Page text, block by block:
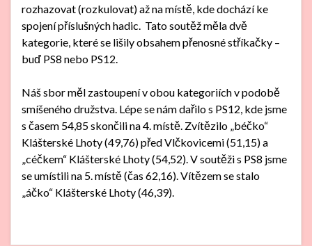
rozhazovat (rozkulovat) až na místě, kde dochází ke
spojení příslušných hadic. Tato soutěž měla dvě
kategorie, které se lišily obsahem přenosné stříkačky –
buď PS8 nebo PS12.
Náš sbor měl zastoupení v obou kategoriích v podobě
smíšeného družstva. Lépe se nám dařilo s PS12, kde jsme
s časem 54,85 skončili na 4. místě. Zvítězilo „béčko“
Klášterské Lhoty (49,76) před Vlčkovicemi (51,15) a
„céčkem“ Klášterské Lhoty (54,52). V soutěži s PS8 jsme
se umístili na 5. místě (čas 62,16). Vítězem se stalo
„áčko“ Klášterské Lhoty (46,39).